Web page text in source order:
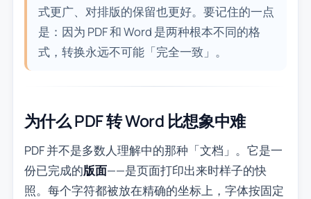
式更广、对排版的保留也更好。要记住的一点
是：因为 PDF 和 Word 是两种根本不同的格
式，转换永远不可能「完全一致」。
为什么 PDF 转 Word 比想象中难
PDF 并不是多数人理解中的那种「文档」。它是一
份已完成的版面——是页面打印出来时样子的快
照。每个字符都被放在精确的坐标上，字体按固定